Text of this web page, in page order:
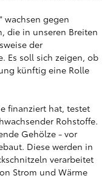
wachsen gegen
die in unseren Breiten
der
Es soll sich zeigen, ob
künftig eine Rolle
finanziert hat, testet
Rohstoffe.
Gehölze - vor
Diese werden in
verarbeitet
Strom und Wärme